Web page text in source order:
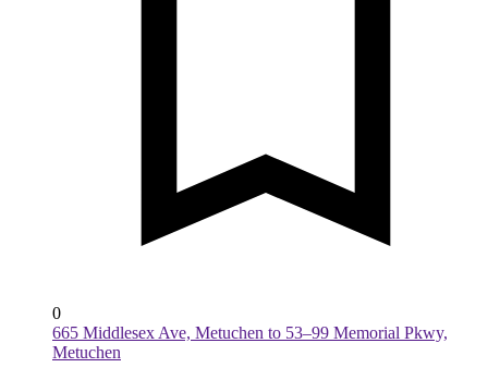
0
665 Middlesex Ave, Metuchen to 53–99 Memorial Pkwy,
Metuchen